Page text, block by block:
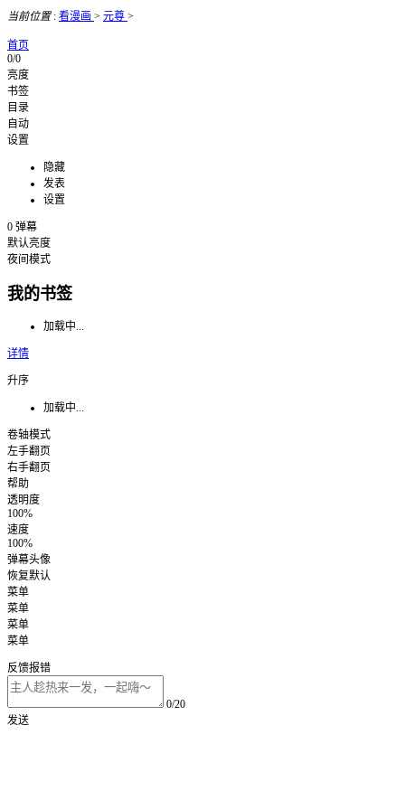
当前位置: 看漫画 > 元尊 >
首页
0/0
亮度
书签
目录
自动
设置
隐藏
发表
设置
0 弹幕
默认亮度
夜间模式
我的书签
加载中...
详情
升序
加载中...
卷轴模式
左手翻页
右手翻页
帮助
透明度
100%
速度
100%
弹幕头像
恢复默认
菜单
菜单
菜单
菜单
反馈报错
0/20
发送